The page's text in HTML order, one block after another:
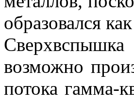
образовался
возможно
потока гамма-